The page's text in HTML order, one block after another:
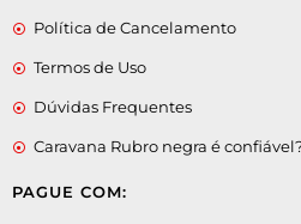
Política de Cancelamento
Termos de Uso
Dúvidas Frequentes
Caravana Rubro negra é
PAGUE COM: